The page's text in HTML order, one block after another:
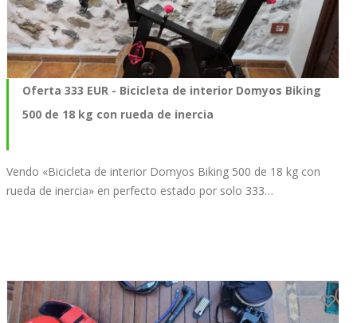
Oferta 333 EUR - Bicicleta de interior Domyos Biking
500 de 18 kg con rueda de inercia
Vendo «Bicicleta de interior Domyos Biking 500 de 18 kg con
rueda de inercia» en perfecto estado por solo 333…